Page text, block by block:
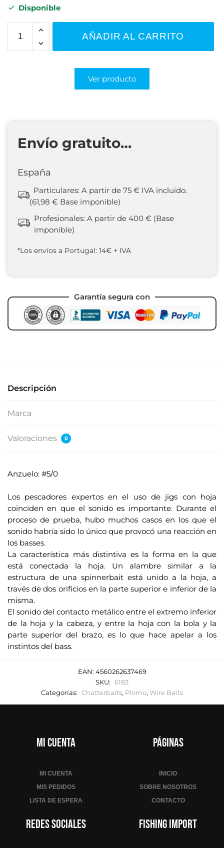
Disponible
AÑADIR AL CARRITO
Ver producto
Envío gratuito…
España
Particulares: A partir de 75 € IVA incluido.
(61,98 € Base imponible)
Profesionales: A partir de 400 € (Base
imponible)
*Los envíos a Portugal: 14€ + IVA
Garantía segura con
Descripción
Marca
Valoraciones 0
Anzuelo: #5/0
Los pescadores expertos en el uso de jigs con hoja
coinciden en que el sonido es importante. Durante el
proceso de prueba, hubo muchos casos en los que el
sonido habría sido lo único que provocó una reacción en
los basses.
La característica más distintiva es la forma en la que
está conectada la hoja. Un alambre similar a la
estructura de una spinnerbait está unido a la hoja, a
través de dos orificios en la parte superior e inferior de la
misma.
El sonido del contacto metálico entre el extremo inferior
de la hoja y la cabeza, y entre la hoja con la bola y la
parte superior del brazo, es lo que hace apelar a los
instintos del bass.
EAN: 4560262637469
SKU: 6183
Categorías: Chatterbaits, Plomo, Wire Baits
Mi cuenta
MI CUENTA
MIS PEDIDOS
LISTA DE ESPERA
Páginas
INICIO
SOBRE NOSOTROS
CONTACTO
Redes sociales Fishing Import